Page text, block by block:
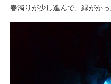
春濁りが少し進んで、緑がか